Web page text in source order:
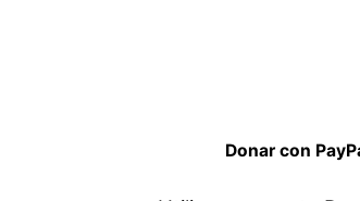
Donar con